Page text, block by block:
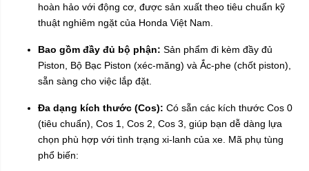
hoàn hảo với động cơ, được sản xuất theo tiêu chuẩn kỹ
thuật nghiêm ngặt của Honda Việt Nam.
Bao gồm đầy đủ bộ phận: Sản phẩm đi kèm đầy đủ
Piston, Bộ Bạc Piston (xéc-măng) và Ắc-phe (chốt piston),
sẵn sàng cho việc lắp đặt.
Đa dạng kích thước (Cos): Có sẵn các kích thước Cos 0
(tiêu chuẩn), Cos 1, Cos 2, Cos 3, giúp bạn dễ dàng lựa
chọn phù hợp với tình trạng xi-lanh của xe. Mã phụ tùng
phổ biến: